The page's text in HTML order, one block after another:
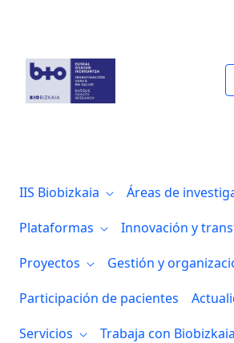
IIS Biobizkaia
Áreas de
Plataformas
Innovación y
Proyectos
Gestión y
Participación de pacientes
Servicios
Trabaja con Biobizkaia